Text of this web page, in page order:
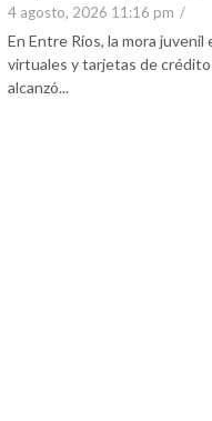
4 agosto, 2026 11:16 pm /
En Entre Ríos, la mora juvenil
virtuales y tarjetas de crédito
alcanzó...